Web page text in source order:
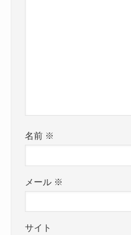
名前 ※
メール ※
サイト